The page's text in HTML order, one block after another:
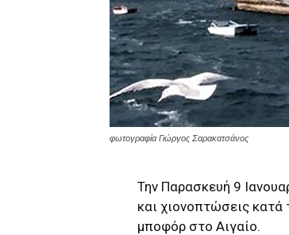
φωτογραφία Γιώργος Σαρακατσάνος
Την Παρασκευή 9
και χιονοπτώσεις
μποφόρ στο Αιγαίο.